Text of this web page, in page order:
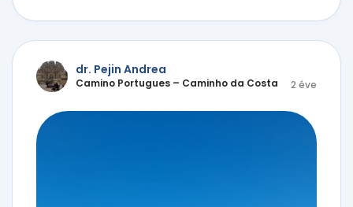
dr. Pejin Andrea
Camino Portugues – Caminho da Costa 2 éve